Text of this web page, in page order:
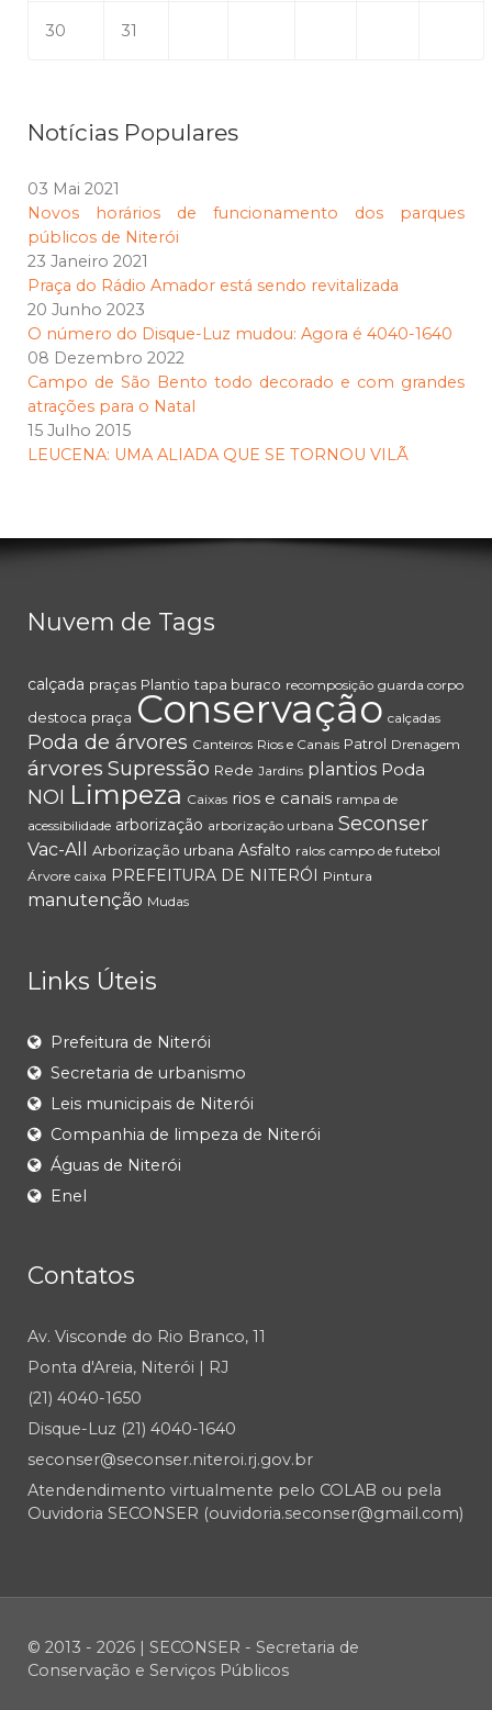
30 31
Notícias Populares
03 Mai 2021
Novos horários de funcionamento dos parques
públicos de Niterói
23 Janeiro 2021
Praça do Rádio Amador está sendo revitalizada
20 Junho 2023
O número do Disque-Luz mudou: Agora é 4040-1640
08 Dezembro 2022
Campo de São Bento todo decorado e com grandes
atrações para o Natal
15 Julho 2015
LEUCENA: UMA ALIADA QUE SE TORNOU VILÃ
Nuvem de Tags
calçada praças Plantio tapa buraco recomposição guarda corpo
destoca praça Conservação calçadas
Poda de árvores Canteiros Rios e Canais Patrol Drenagem
árvores Supressão Rede Jardins plantios Poda
NOI Limpeza Caixas rios e canais rampa de
acessibilidade arborização arborização urbana Seconser
Vac-All Arborização urbana Asfalto ralos campo de futebol
Árvore caixa PREFEITURA DE NITERÓI Pintura
manutenção Mudas
Links Úteis
Prefeitura de Niterói
Secretaria de urbanismo
Leis municipais de Niterói
Companhia de limpeza de Niterói
Águas de Niterói
Enel
Contatos
Av. Visconde do Rio Branco, 11
Ponta d'Areia, Niterói | RJ
(21) 4040-1650
Disque-Luz (21) 4040-1640
seconser@seconser.niteroi.rj.gov.br
Atendendimento virtualmente pelo COLAB ou pela
Ouvidoria SECONSER (ouvidoria.seconser@gmail.com)
© 2013 - 2026 | SECONSER - Secretaria de
Conservação e Serviços Públicos